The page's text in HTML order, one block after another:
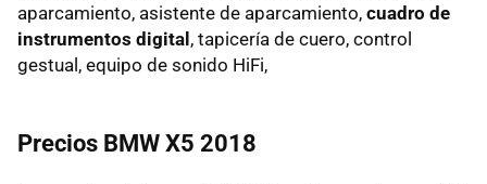
aparcamiento, asistente de aparcamiento, cuadro de
instrumentos digital, tapicería de cuero, control
gestual, equipo de sonido HiFi,
Precios BMW X5 2018